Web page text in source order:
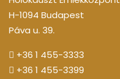
H-1094 Budapest
Páva u. 39.
+36 1 455-3333
+36 1 455-3399